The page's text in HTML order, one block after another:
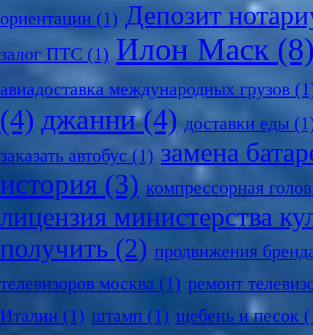
ориентации (1) Депозит
залог ПТС (1) Илон Маск
авиадоставка международных грузов
(4) джанни(4) доставки еды
заказать автобус (1) замена
история (3) компрессорная
лицензия министерства
получить (2) продвижения
телевизоров москва (1) ремонт
Италии (1) штамп (1) щебень и песок